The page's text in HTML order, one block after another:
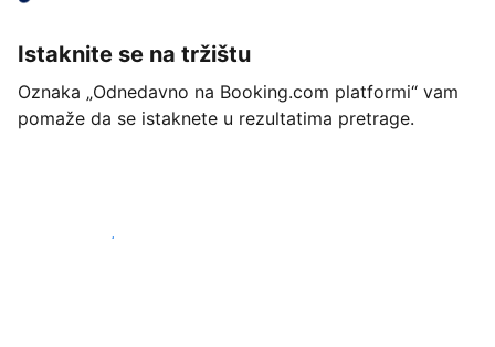
Istaknite se na tržištu
Oznaka „Odnedavno na Booking.com platformi“ vam
pomaže da se istaknete u rezultatima pretrage.
Počnite već danas